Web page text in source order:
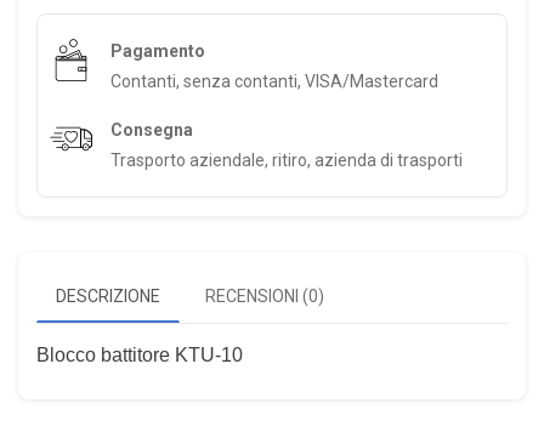
Pagamento
Contanti, senza contanti, VISA/Mastercard
Consegna
Trasporto aziendale, ritiro, azienda di trasporti
DESCRIZIONE RECENSIONI (0)
Blocco battitore KTU-10